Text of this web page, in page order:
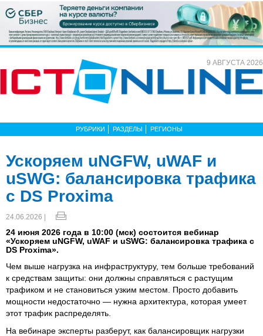
9 АВГУСТА 2026
РУБРИКИ РАЗДЕЛЫ РЕГИОНЫ
Ускоряем uNGFW, uWAF и
uSWG: балансировка трафика
с DS Proxima
24.06.2026 |
24 июня 2026 года в 10:00 (мск) состоится вебинар
«Ускоряем uNGFW, uWAF и uSWG: балансировка трафика с
DS Proxima».
Чем выше нагрузка на инфраструктуру, тем больше требований
к средствам защиты: они должны справляться с растущим
трафиком и не становиться узким местом. Просто добавить
мощности недостаточно — нужна архитектура, которая умеет
этот трафик распределять.
На вебинаре эксперты разберут, как балансировщик нагрузки